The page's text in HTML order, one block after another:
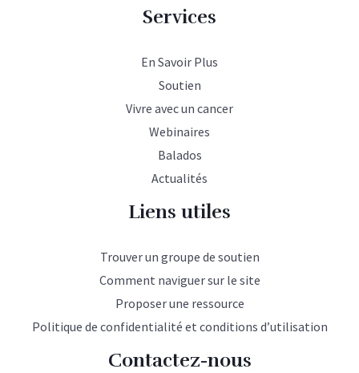
Services
En Savoir Plus
Soutien
Vivre avec un cancer
Webinaires
Balados
Actualités
Liens utiles
Trouver un groupe de soutien
Comment naviguer sur le site
Proposer une ressource
Politique de confidentialité et conditions d’utilisation
Contactez-nous